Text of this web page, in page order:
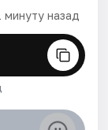
назад